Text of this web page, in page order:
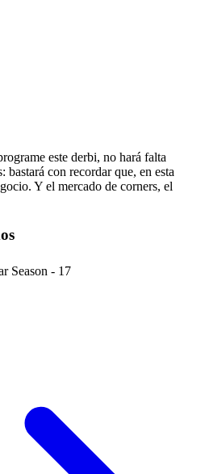
este derbi, no hará falta
bastará con recordar que, en esta
Y el mercado de corners, el
Season - 17